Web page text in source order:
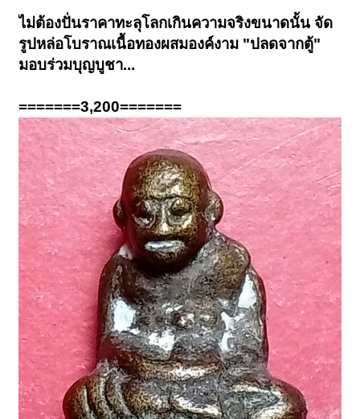
ไม่ต้องปั่นราคาทะลุโลกเกินความจริงขนาดนั้น จัด
รูปหล่อโบราณเนื้อทองผสมองค์งาม "ปลดจากตู้"
มอบร่วมบุญบูชา...
=======3,200=======